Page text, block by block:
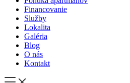
Financovanie
Služby
Lokalita
Galéria
Blog
O nás
Kontakt